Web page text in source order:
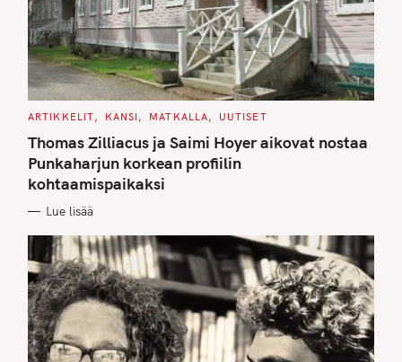
C
T
E
G
O
R
I
S
ARTIKKELIT KANSI MATKALLA UUTISET
Thomas Zilliacus ja Saimi Hoyer aikovat nostaa
Punkaharjun korkean profiilin
kohtaamispaikaksi
Lue lisää